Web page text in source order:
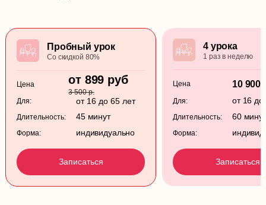
Пробный урок
Со скидкой 80%
Цена от 899 руб
3 500 р.
Для:
от 16 до 65 лет
Длительность: 45 минут
Форма: индивидуально
Записаться
4 урока
1 раз в неделю
Цена 10 900
Для: от 16 до
Длительность: 60 минут
Форма:
Записаться